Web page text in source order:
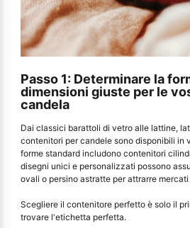
Passo 1: Determinare la
dimensioni giuste per le
candela
Dai classici barattoli di vetro alle lattine,
contenitori per candele sono disponibili in
forme standard includono contenitori
disegni unici e personalizzati possono
ovali o persino astratte per attrarre
Scegliere il contenitore perfetto è solo il
trovare l'etichetta perfetta.